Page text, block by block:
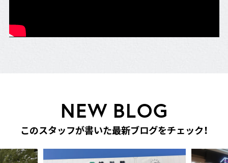
NEW BLOG
このスタッフが書いた最新ブログをチェック！